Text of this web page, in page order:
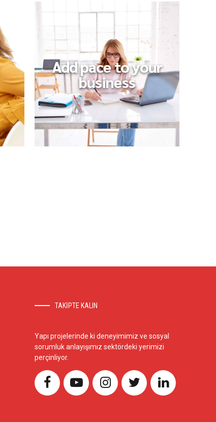
Add pace to your
business
TAKİPTE KALIN
Yapı projelerinde ki deneyimimiz ve sosyal
sorumluk anlayışımız sektördeki yerimizi
perçinliyor.